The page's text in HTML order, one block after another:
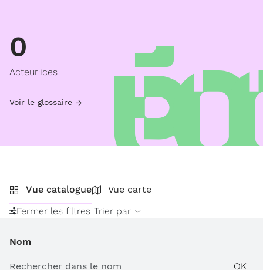
0
Acteur·ices
Voir le glossaire
Vue catalogue
Vue carte
Fermer les filtres Trier par
Nom